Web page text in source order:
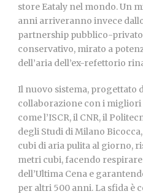
store Eataly nel mondo. Un
anni arriveranno invece
partnership pubblico-
conservativo, mirato a
dell’aria dell’ex-refettorio
Il nuovo sistema, progettato
collaborazione con i
come l’ISCR, il CNR, il
degli Studi di Milano
cubi di aria pulita al giorno,
metri cubi, facendo
dell’Ultima Cena e
per altri 500 anni. La sfida è